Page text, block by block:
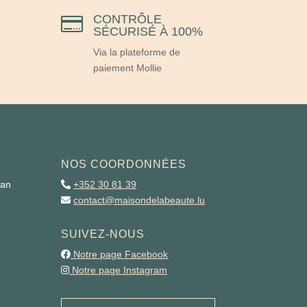

CONTRÔLE
SÉCURISÉ À 100%
Via la plateforme de
paiement Mollie
NOS COORDONNÉES
+352 30 81 39
contact@maisondelabeaute.lu
SUIVEZ-NOUS
Notre page Facebook
Notre page Instagram